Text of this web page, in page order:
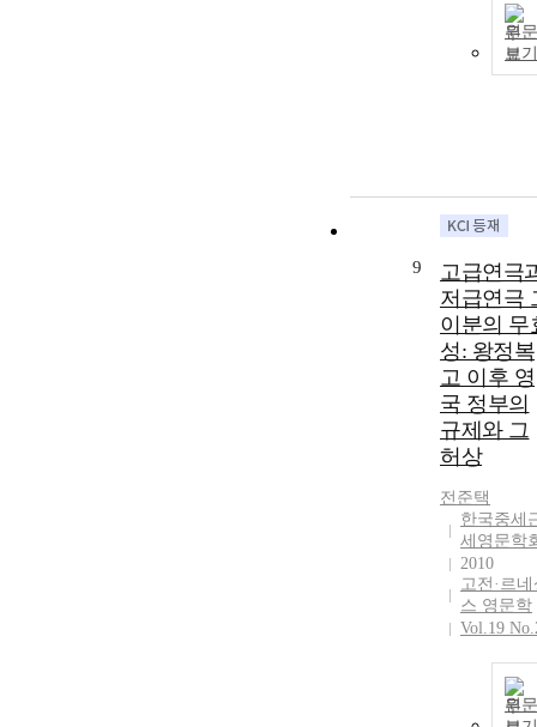
원문
보기
9
고급연극
저급연극
이분의 무
성: 왕정복
고 이후 영
국 정부의
규제와 그
허상
전준택
한국중세
세영문학
2010
고전·르
스 영문학
Vol.19
원문